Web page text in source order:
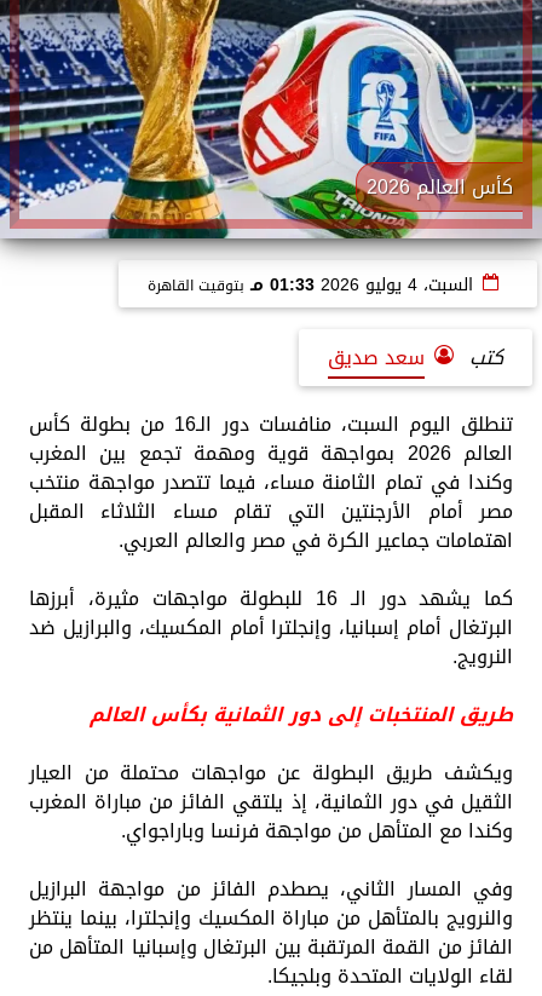
كأس العالم 2026
السبت، 4 يوليو 2026 01:33 مـ بتوقيت القاهرة
كتب
سعد صديق
تنطلق اليوم السبت، منافسات دور الـ16 من بطولة كأس
العالم 2026 بمواجهة قوية ومهمة تجمع بين المغرب
وكندا في تمام الثامنة مساء، فيما تتصدر مواجهة منتخب
مصر أمام الأرجنتين التي تقام مساء الثلاثاء المقبل
اهتمامات جماعير الكرة في مصر والعالم العربي.
كما يشهد دور الـ 16 للبطولة مواجهات مثيرة، أبرزها
البرتغال أمام إسبانيا، وإنجلترا أمام المكسيك، والبرازيل ضد
النرويج.
طريق المنتخبات إلى دور الثمانية بكأس العالم
ويكشف طريق البطولة عن مواجهات محتملة من العيار
الثقيل في دور الثمانية، إذ يلتقي الفائز من مباراة المغرب
وكندا مع المتأهل من مواجهة فرنسا وباراجواي.
وفي المسار الثاني، يصطدم الفائز من مواجهة البرازيل
والنرويج بالمتأهل من مباراة المكسيك وإنجلترا، بينما ينتظر
الفائز من القمة المرتقبة بين البرتغال وإسبانيا المتأهل من
لقاء الولايات المتحدة وبلجيكا.